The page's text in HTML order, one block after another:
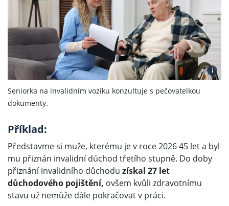
i
Seniorka na invalidním vozíku konzultuje s pečovatelkou
dokumenty.
Příklad:
Představme si muže, kterému je v roce 2026 45 let a byl
mu přiznán invalidní důchod třetího stupně. Do doby
přiznání invalidního důchodu získal 27 let
důchodového pojištění, ovšem kvůli zdravotnímu
stavu už nemůže dále pokračovat v práci.